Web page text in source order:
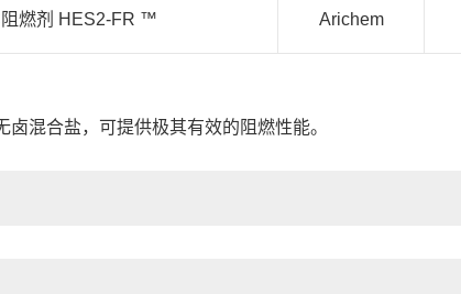
燃剂 HES2-FR ™ Arichem
混合盐，可提供极其有效的阻燃性能。